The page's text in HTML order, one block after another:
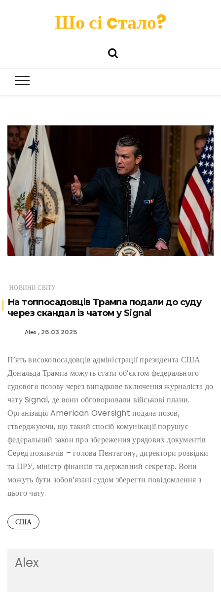
Шо сі cтало?
НОВИНИ СВІТУ
На топпосадовців Трампа подали до суду
через скандал із чатом у Signal
Alex 26.03.2025
П’ять високопосадовців адміністрації президента США
Дональда Трампа можуть стати об’єктом федерального
судового позову через випадкове включення журналіста до
чату Signal, де вони обговорювали військові плани.
Організація American Oversight подала позов,
стверджуючи, що такий спосіб комунікації порушує
федеральний закон про збереження урядових документів.
Серед позивачів – голова Пентагону, директори розвідки
та ЦРУ, міністр фінансів та державний секретар. Вони
можуть бути зобов’язані судом зберегти повідомлення з
цього чату.
США
Alex